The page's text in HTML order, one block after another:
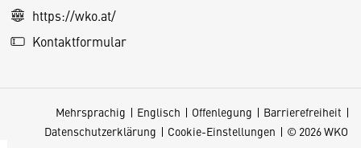
https://wko.at/
Kontaktformular
Mehrsprachig Englisch Offenlegung
Barrierefreiheit
Datenschutzerklärung
Cookie-Einstellungen © 2026 WKO
S
e